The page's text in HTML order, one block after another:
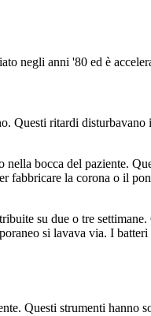
negli anni '80 ed è
Questi ritardi
bocca del paziente.
la corona o il
su due o tre
si lavava via. I
Questi strumenti hanno